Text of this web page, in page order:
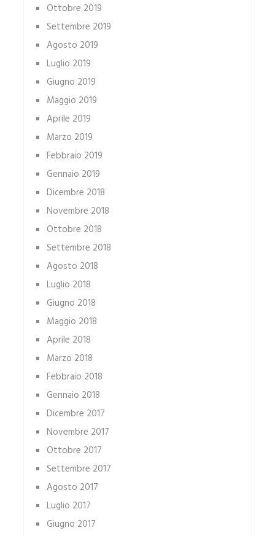
Ottobre 2019
Settembre 2019
Agosto 2019
Luglio 2019
Giugno 2019
Maggio 2019
Aprile 2019
Marzo 2019
Febbraio 2019
Gennaio 2019
Dicembre 2018
Novembre 2018
Ottobre 2018
Settembre 2018
Agosto 2018
Luglio 2018
Giugno 2018
Maggio 2018
Aprile 2018
Marzo 2018
Febbraio 2018
Gennaio 2018
Dicembre 2017
Novembre 2017
Ottobre 2017
Settembre 2017
Agosto 2017
Luglio 2017
Giugno 2017